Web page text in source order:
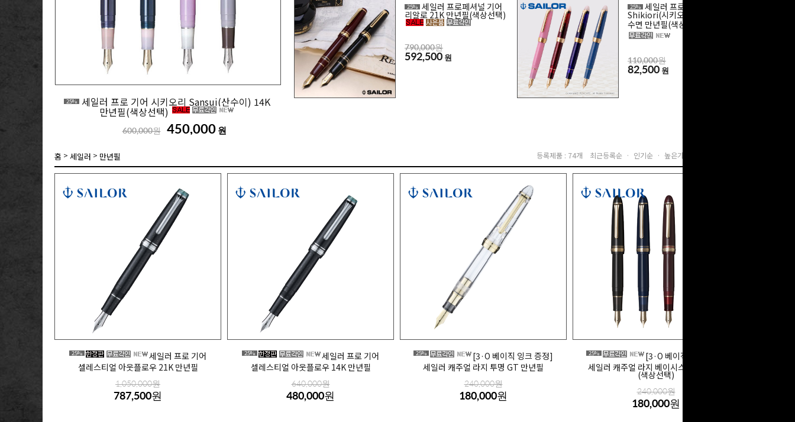
25% 세일러 프로 기어 시키오리 Sansui(산수이) 14K
만년필(색상선택)
600,000원 450,000 원
25% 세일러 프로페셔널 기어
리알로 21K 만년필(색상선택)
790,000원
592,500 원
25% 세일러 프로피트
Shikiori(시키오리) 달밤의
수면 만년필(색상선택)
110,000원
82,500 원
홈 > 세일러 > 만년필 등록제품 : 74개 최근등록순 · 인기순 · 높은가격순 ·
25%
세일러 프로 기어
셀레스티얼 아웃플로우 21K 만년필
1,050,000원
787,500원
25%
세일러 프로 기어
셀레스티얼 아웃플로우 14K 만년필
640,000원
480,000원
25%
[3·O 베이직 잉크 증정]
세일러 캐주얼 라지 투명 GT 만년필
240,000원
180,000원
25%
[3·O 베이직 잉크 증정]
세일러 캐주얼 라지 베이시스 GT 만년필
(색상선택)
240,000원
180,000원